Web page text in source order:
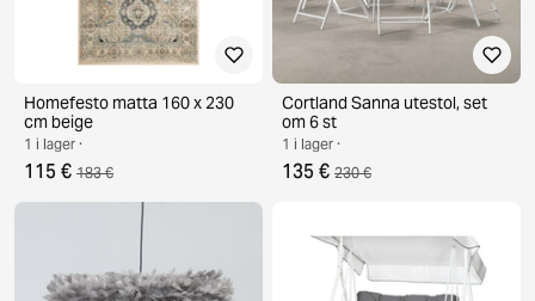
Homefesto matta 160 x 230
cm beige
1 i lager ·
115 € 183 €
Cortland Sanna utestol, set
om 6 st
1 i lager ·
135 € 230 €